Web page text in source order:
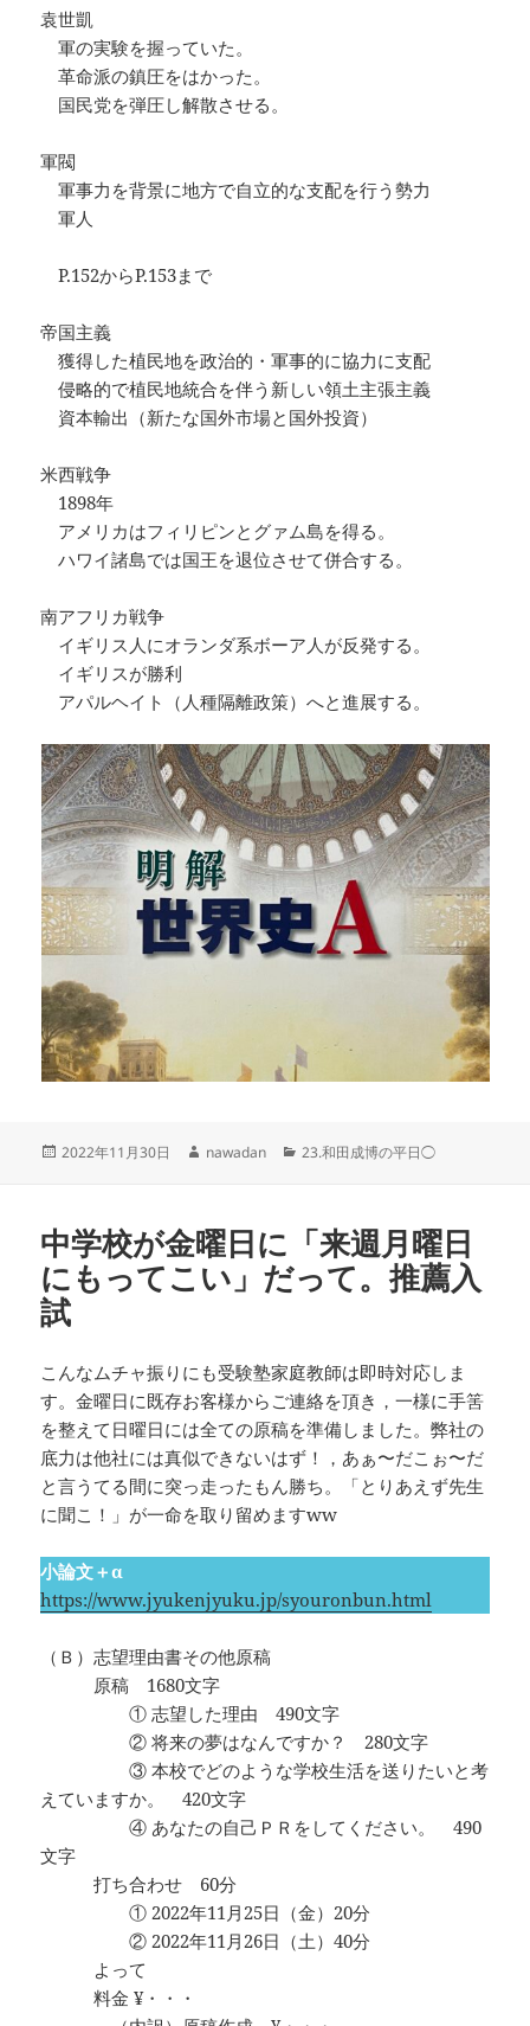
袁世凱
軍の実験を握っていた。
革命派の鎮圧をはかった。
国民党を弾圧し解散させる。
軍閥
軍事力を背景に地方で自立的な支配を行う勢力
軍人
P.152からP.153まで
帝国主義
獲得した植民地を政治的・軍事的に協力に支配
侵略的で植民地統合を伴う新しい領土主張主義
資本輸出（新たな国外市場と国外投資）
米西戦争
1898年
アメリカはフィリピンとグァム島を得る。
ハワイ諸島では国王を退位させて併合する。
南アフリカ戦争
イギリス人にオランダ系ボーア人が反発する。
イギリスが勝利
アパルヘイト（人種隔離政策）へと進展する。
投
2022年11月30日
作
nawadan
カ
ー
23.和田成博の平日◯
中学校が金曜日に「来週月曜日
にもってこい」だって。推薦入
試
こんなムチャ振りにも受験塾家庭教師は即時対応しま
す。金曜日に既存お客様からご連絡を頂き，一様に手筈
を整えて日曜日には全ての原稿を準備しました。弊社の
底力は他社には真似できないはず！，あぁ〜だこぉ〜だ
と言うてる間に突っ走ったもん勝ち。「とりあえず先生
に聞こ！」が一命を取り留めますww
小論文＋α
https://www.jyukenjyuku.jp/syouronbun.html
（Ｂ）志望理由書その他原稿
原稿 1680文字
① 志望した理由 490文字
② 将来の夢はなんですか？ 280文字
③ 本校でどのような学校生活を送りたいと考
えていますか。 420文字
④ あなたの自己ＰＲをしてください。 490
文字
打ち合わせ 60分
① 2022年11月25日（金）20分
② 2022年11月26日（土）40分
よって
料金 ¥・・・